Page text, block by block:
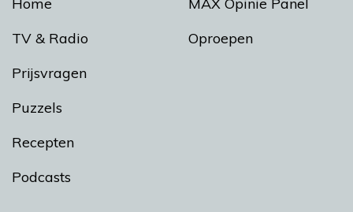
Home
TV & Radio
Prijsvragen
Puzzels
Recepten
Podcasts
MAX Opinie Panel
Oproepen